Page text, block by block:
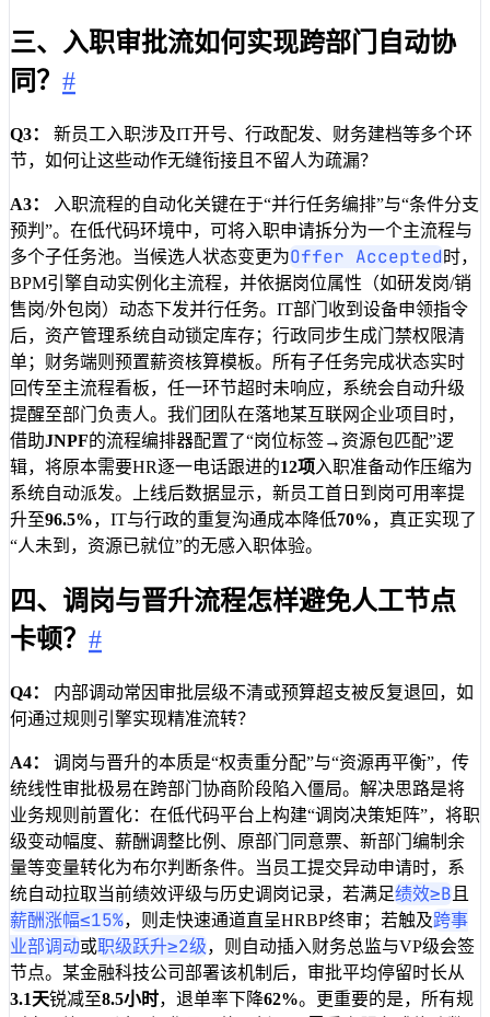
三、入职审批流如何实现跨部门自动协
同？ #
Q3：
新员工入职涉及IT开号、行政配发、财务建档等多个环
节，如何让这些动作无缝衔接且不留人为疏漏？
A3：
入职流程的自动化关键在于“并行任务编排”与“条件分支
预判”。在低代码环境中，可将入职申请拆分为一个主流程与
多个子任务池。当候选人状态变更为Offer Accepted 时，
BPM引擎自动实例化主流程，并依据岗位属性（如研发岗/销
售岗/外包岗）动态下发并行任务。IT部门收到设备申领指令
后，资产管理系统自动锁定库存；行政同步生成门禁权限清
单；财务端则预置薪资核算模板。所有子任务完成状态实时
回传至主流程看板，任一环节超时未响应，系统会自动升级
提醒至部门负责人。我们团队在落地某互联网企业项目时，
借助JNPF的流程编排器配置了“岗位标签→资源包匹配”逻
辑，将原本需要HR逐一电话跟进的12项 入职准备动作压缩为
系统自动派发。上线后数据显示，新员工首日到岗可用率提
升至96.5%，IT与行政的重复沟通成本降低70%，真正实现了
“人未到，资源已就位”的无感入职体验。
四、调岗与晋升流程怎样避免人工节点
卡顿？ #
Q4：
内部调动常因审批层级不清或预算超支被反复退回，如
何通过规则引擎实现精准流转？
A4：
调岗与晋升的本质是“权责重分配”与“资源再平衡”，传
统线性审批极易在跨部门协商阶段陷入僵局。解决思路是将
业务规则前置化：在低代码平台上构建“调岗决策矩阵”，将职
级变动幅度、薪酬调整比例、原部门同意票、新部门编制余
量等变量转化为布尔判断条件。当员工提交异动申请时，系
统自动拉取当前绩效评级与历史调岗记录，若满足绩效≥B 且
薪酬涨幅≤15%，则走快速通道直呈HRBP终审；若触及跨事
业部调动或职级跃升≥2级，则自动插入财务总监与VP级会签
节点。某金融科技公司部署该机制后，审批平均停留时长从
3.1天锐减至8.5小时，退单率下降62%。更重要的是，所有规